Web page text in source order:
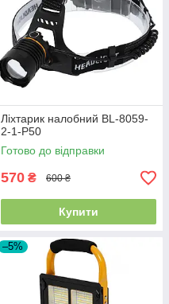
Ліхтарик налобний BL-8059-
2-1-P50
Готово до відправки
570 ₴ 600 ₴
Купити
–5%